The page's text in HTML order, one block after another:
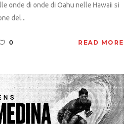
onde di onde di Oahu nelle Hawaii si
del...
0 READ MORE